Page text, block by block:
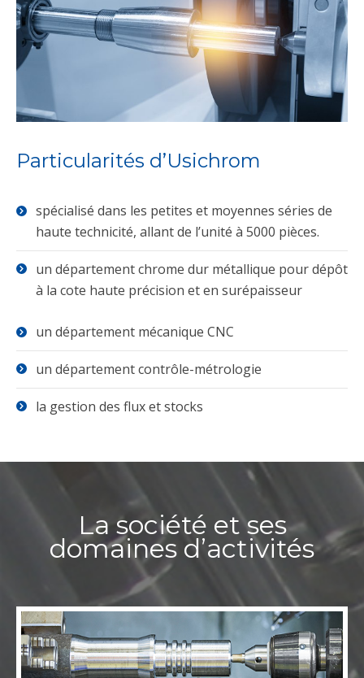
Particularités d’Usichrom
spécialisé dans les petites et moyennes séries de
haute technicité, allant de l’unité à 5000 pièces.
un département chrome dur métallique pour dépôt
à la cote haute précision et en surépaisseur
un département mécanique CNC
un département contrôle-métrologie
la gestion des flux et stocks
La société et ses
domaines d’activités